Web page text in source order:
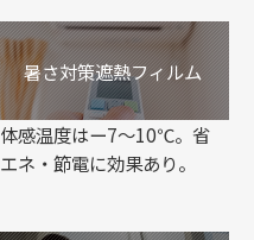
暑さ対策遮熱フィルム
体感温度はー7～10℃。省
エネ・節電に効果あり。